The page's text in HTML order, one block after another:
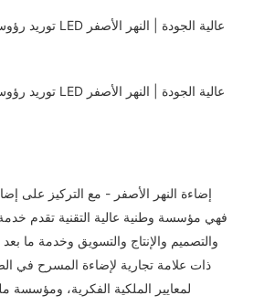
فهي مؤسسة وطنية عالية التقنية تقدم
والتصميم والإنتاج والتسويق وخدمة ما
ذات علامة تجارية لإضاءة المسرح في
لمعايير الملكية الفكرية، ومؤسسة